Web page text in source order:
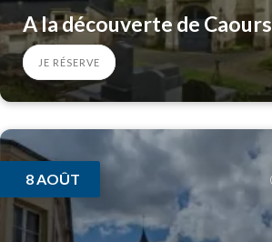
A la découverte de Caours
JE RÉSERVE
8 AOÛT